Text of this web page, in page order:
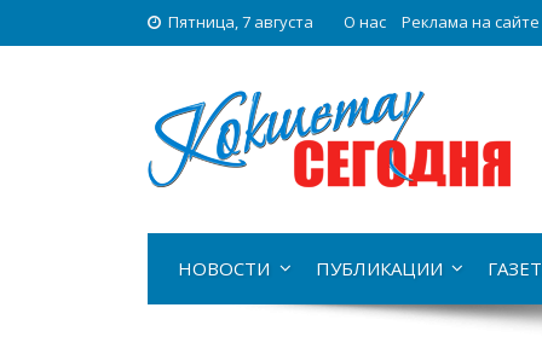
Пятница, 7 августа О нас Реклама на сайте
НОВОСТИ ПУБЛИКАЦИИ